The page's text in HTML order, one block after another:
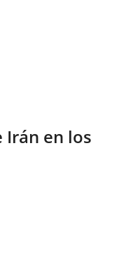
Irán en los